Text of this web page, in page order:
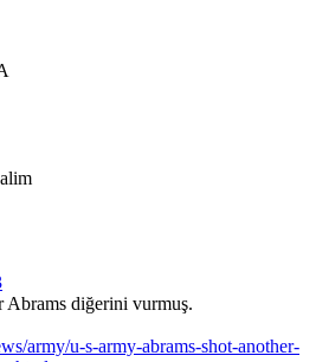
Abrams diğerini vurmuş.
army/u-s-army-abrams-shot-another-